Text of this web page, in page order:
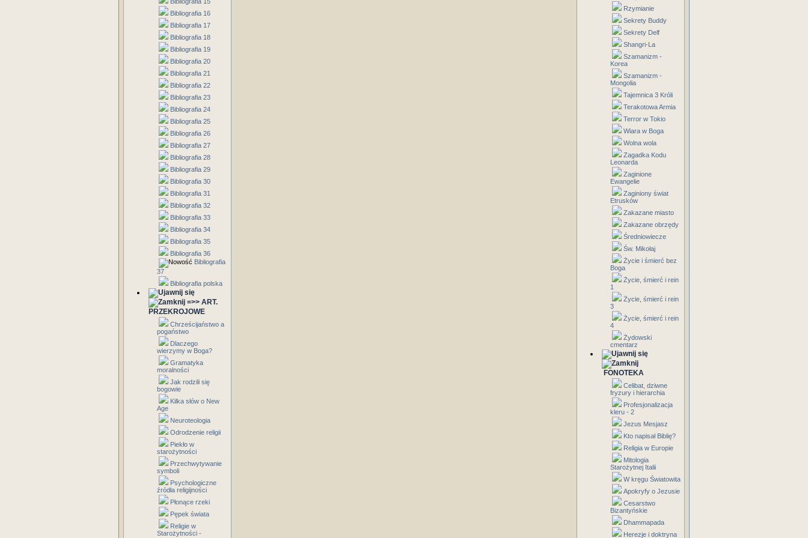
Bibliografia 16
Bibliografia 17
Bibliografia 18
Bibliografia 19
Bibliografia 20
Bibliografia 21
Bibliografia 22
Bibliografia 23
Bibliografia 24
Bibliografia 25
Bibliografia 26
Bibliografia 27
Bibliografia 28
Bibliografia 29
Bibliografia 30
Bibliografia 31
Bibliografia 32
Bibliografia 33
Bibliografia 34
Bibliografia 35
Bibliografia 36
Bibliografia
37
Bibliografia polska
=>> ART.
PRZEKROJOWE
Chrześcijaństwo a
pogaństwo
Dlaczego
wierzymy w Boga?
Gramatyka
moralności
Jak rodzili się
bogowie
Kilka słów o New
Age
Neuroteologia
Odrodzenie religii
Piekło w
starożytności
Przechwytywanie
symboli
Psychologiczne
źródła religijności
Płonące rzeki
Pępek świata
Religie w
Starożytności -
Rzymianie
Sekrety Buddy
Sekrety Delf
Shangri-La
Szamanizm -
Korea
Szamanizm -
Mongolia
Tajemnica 3 Króli
Terakotowa Armia
Terror w Tokio
Wiara w Boga
Wolna wola
Zagadka Kodu
Leonarda
Zaginione
Ewangelie
Zaginiony świat
Etrusków
Zakazane miasto
Zakazane obrzędy
Średniowiecze
Św. Mikołaj
Życie i śmierć bez
Boga
Życie, śmierć i rein
1
Życie, śmierć i rein
3
Życie, śmierć i rein
4
Żydowski
cmentarz
FONOTEKA
Celibat, dziwne
fryzury i hierarchia
Profesjonalizacja
kleru - 2
Jezus Mesjasz
Kto napisał Biblię?
Religia w Europie
Mitologia
Starożytnej Italii
W kręgu Światowita
Apokryfy o Jezusie
Cesarstwo
Bizantyńskie
Dhammapada
Herezje i doktryna